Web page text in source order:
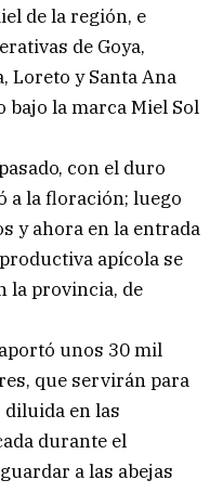
de la región, e
de Goya,
Loreto y Santa Ana
bajo la marca Miel Sol
con el duro
a la floración; luego
y ahora en la entrada
apícola se
la provincia, de
unos 30 mil
que servirán para
en las
durante el
a las abejas